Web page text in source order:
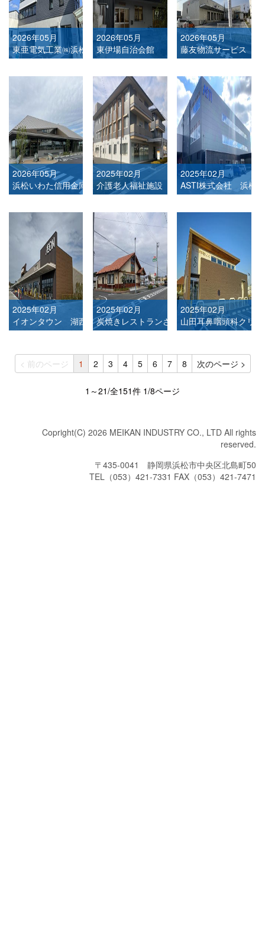
2026年05月
東亜電気工業㈱浜松営業所
2026年05月
東伊場自治会館
2026年05月
藤友物流サービス 白
2026年05月
浜松いわた信用金庫 豊田支店
2025年02月
介護老人福祉施設 一空園
2025年02月
ASTI株式会社 浜松
2025年02月
イオンタウン 湖西新居店
2025年02月
炭焼きレストランさわやか 菊川本店
2025年02月
山田耳鼻咽頭科クリ
< 前のページ 1 2 3 4 5 6 7 8 次のページ >
1～21/全151件 1/8ページ
Copright(C) 2026 MEIKAN INDUSTRY CO., LTD All rights
reserved.
〒435-0041 静岡県浜松市中央区北島町50
TEL（053）421-7331 FAX（053）421-7471